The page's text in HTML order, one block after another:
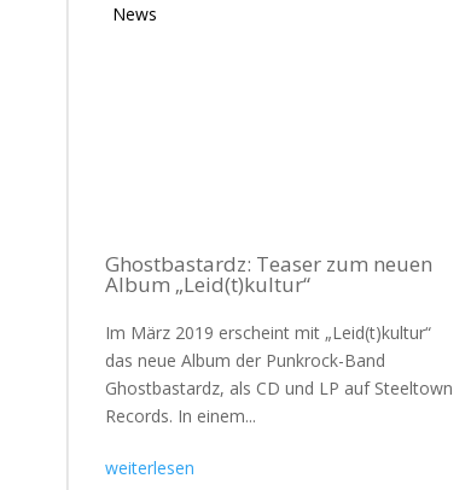
News
Ghostbastardz: Teaser zum neuen
Album „Leid(t)kultur“
Im März 2019 erscheint mit „Leid(t)kultur“
das neue Album der Punkrock-Band
Ghostbastardz, als CD und LP auf Steeltown
Records. In einem...
weiterlesen